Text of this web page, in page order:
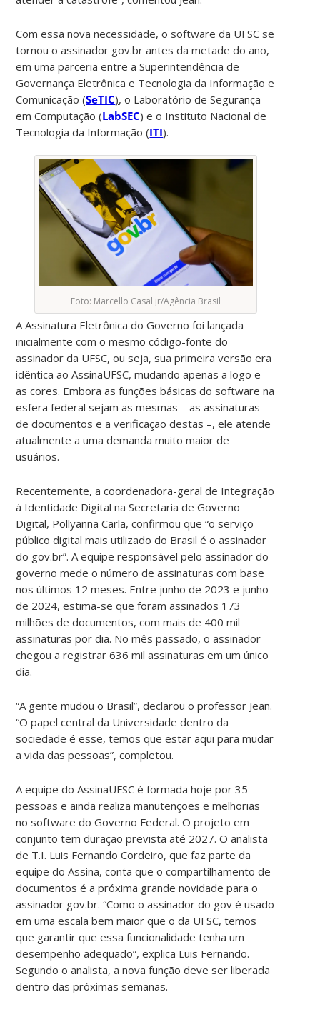
Com essa nova necessidade, o software da UFSC se
tornou o assinador gov.br antes da metade do ano,
em uma parceria entre a Superintendência de
Governança Eletrônica e Tecnologia da Informação e
Comunicação (SeTIC), o Laboratório de Segurança
em Computação (LabSEC) e o Instituto Nacional de
Tecnologia da Informação (ITI).
Foto: Marcello Casal jr/Agência Brasil
A Assinatura Eletrônica do Governo foi lançada
inicialmente com o mesmo código-fonte do
assinador da UFSC, ou seja, sua primeira versão era
idêntica ao AssinaUFSC, mudando apenas a logo e
as cores. Embora as funções básicas do software na
esfera federal sejam as mesmas – as assinaturas
de documentos e a verificação destas –, ele atende
atualmente a uma demanda muito maior de
usuários.
Recentemente, a coordenadora-geral de Integração
à Identidade Digital na Secretaria de Governo
Digital, Pollyanna Carla, confirmou que “o serviço
público digital mais utilizado do Brasil é o assinador
do gov.br”. A equipe responsável pelo assinador do
governo mede o número de assinaturas com base
nos últimos 12 meses. Entre junho de 2023 e junho
de 2024, estima-se que foram assinados 173
milhões de documentos, com mais de 400 mil
assinaturas por dia. No mês passado, o assinador
chegou a registrar 636 mil assinaturas em um único
dia.
“A gente mudou o Brasil”, declarou o professor Jean.
“O papel central da Universidade dentro da
sociedade é esse, temos que estar aqui para mudar
a vida das pessoas”, completou.
A equipe do AssinaUFSC é formada hoje por 35
pessoas e ainda realiza manutenções e melhorias
no software do Governo Federal. O projeto em
conjunto tem duração prevista até 2027. O analista
de T.I. Luis Fernando Cordeiro, que faz parte da
equipe do Assina, conta que o compartilhamento de
documentos é a próxima grande novidade para o
assinador gov.br. “Como o assinador do gov é usado
em uma escala bem maior que o da UFSC, temos
que garantir que essa funcionalidade tenha um
desempenho adequado”, explica Luis Fernando.
Segundo o analista, a nova função deve ser liberada
dentro das próximas semanas.